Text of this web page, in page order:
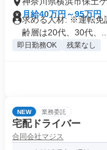
月給40万円～95万円
求める人材: ※運転免
齢層は20代、30代、...
即日勤務OK 残業なし
NEW 業務委託
宅配ドライバー
合同会社マジス